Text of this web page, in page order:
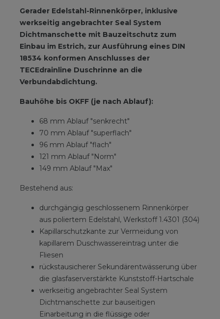
Gerader Edelstahl-Rinnenkörper, inklusive
werkseitig angebrachter Seal System
Dichtmanschette mit Bauzeitschutz zum
Einbau im Estrich, zur Ausführung eines DIN
18534 konformen Anschlusses der
TECEdrainline Duschrinne an die
Verbundabdichtung.
Bauhöhe bis OKFF (je nach Ablauf):
68 mm Ablauf "senkrecht"
70 mm Ablauf "superflach"
96 mm Ablauf "flach"
121 mm Ablauf "Norm"
149 mm Ablauf "Max"
Bestehend aus:
durchgängig geschlossenem Rinnenkörper
aus poliertem Edelstahl, Werkstoff 1.4301 (304)
Kapillarschutzkante zur Vermeidung von
kapillarem Duschwassereintrag unter die
Fliesen
rückstausicherer Sekundärentwässerung über
die glasfaserverstärkte Kunststoff-Hartschale
werkseitig angebrachter Seal System
Dichtmanschette zur bauseitigen
Einarbeitung in die flüssige oder